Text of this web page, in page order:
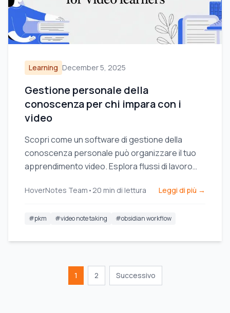
Learning December 5, 2025
Gestione personale della
conoscenza per chi impara con i
video
Scopri come un software di gestione della
conoscenza personale può organizzare il tuo
apprendimento video. Esplora flussi di lavoro
come Obsidian.
HoverNotes Team • 20 min di lettura Leggi di più →
#pkm #video note taking #obsidian workflow
1 2 Successivo